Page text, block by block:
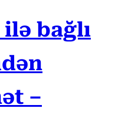
ilə bağlı
–